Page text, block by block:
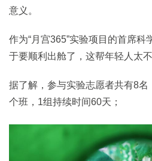
意义。
作为“月宫365”实验项目的首席科
于要顺利出舱了，这帮年轻人太
据了解，参与实验志愿者共有8
个班，1组持续时间60天；